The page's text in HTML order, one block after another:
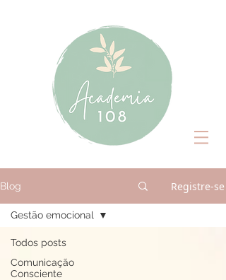
Blog Registre-se
Todos posts
Comunicação
Consciente
Gestão emocional